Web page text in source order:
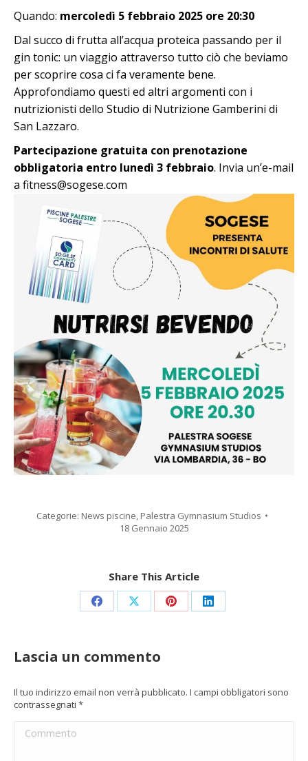
Quando: mercoledì 5 febbraio 2025 ore 20:30
Dal succo di frutta all’acqua proteica passando per il
gin tonic: un viaggio attraverso tutto ciò che beviamo
per scoprire cosa ci fa veramente bene.
Approfondiamo questi ed altri argomenti con i
nutrizionisti dello Studio di Nutrizione Gamberini di
San Lazzaro.
Partecipazione gratuita con prenotazione
obbligatoria entro lunedì 3 febbraio. Invia un’e-mail
a fitness@sogese.com
Categorie: News piscine, Palestra Gymnasium Studios
18 Gennaio 2025
Share This Article
Condividi
Facebook
Condividi
X
CondividiCondividi
Lascia un commento
Il tuo indirizzo email non verrà pubblicato. I campi obbligatori sono
contrassegnati *
Commento